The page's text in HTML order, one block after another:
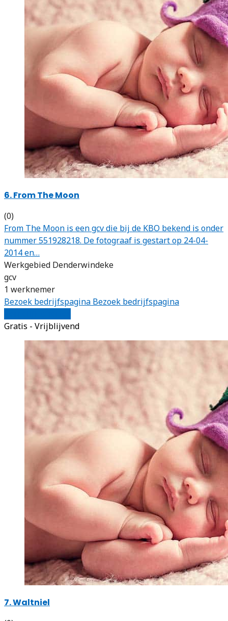
6. From The Moon
(0)
From The Moon is een gcv die bij de KBO bekend is onder
nummer 551928218. De fotograaf is gestart op 24-04-
2014 en…
Werkgebied Denderwindeke
gcv
1 werknemer
Bezoek bedrijfspagina Bezoek bedrijfspagina
Gratis - Vrijblijvend
7. Waltniel